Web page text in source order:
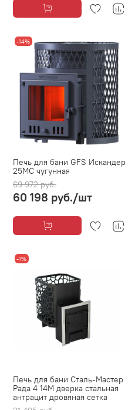
-14%
Печь для бани GFS Искандер
25МС чугунная
69 972 руб.
60 198 руб./шт
-1%
Печь для бани Сталь-Мастер
Рада 4 14М дверка стальная
антрацит дровяная сетка